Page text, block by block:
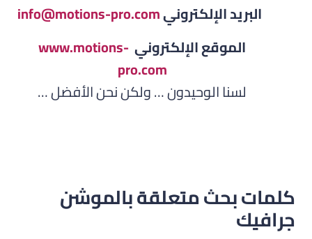
البريد الإلكترونيinfo@motions-pro.com
الموقع الإلكتروني www.motions-
pro.com
لسنا الوحيدون … ولكن نحن الأفضل …
كلمات بحث متعلقة بالموشن
جرافيك